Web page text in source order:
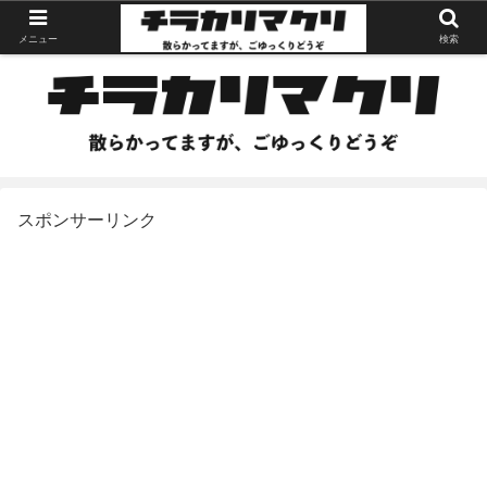
スポンサーリンク
メニュー 検索